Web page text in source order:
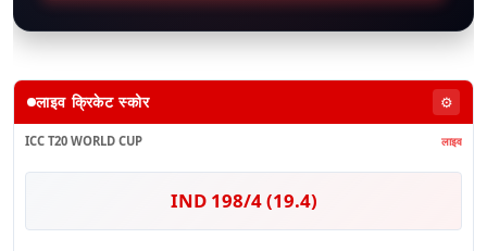
लाइव क्रिकेट स्कोर ⚙️
ICC T20 WORLD CUP लाइव
IND 198/4 (19.4)